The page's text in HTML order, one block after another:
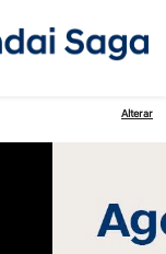
Alterar